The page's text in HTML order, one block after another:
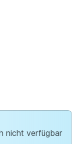
nicht verfügbar